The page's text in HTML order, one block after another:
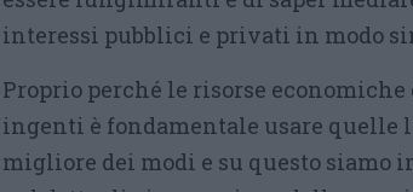
interessi pubblici e privati in modo
Proprio perché le risorse
ingenti è fondamentale usare quelle
migliore dei modi e su questo siamo